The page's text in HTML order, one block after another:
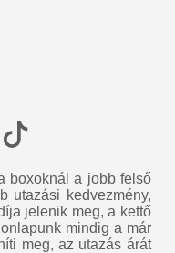
boxoknál a jobb felső
utazási kedvezmény,
jelenik meg, a kettő
mindig a már
meg, az utazás árát